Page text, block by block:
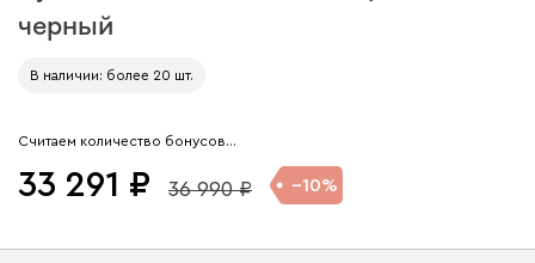
черный
Арт. 224569
В наличии: более 20 шт.
Считаем количество бонусов…
33 291 36 990 10